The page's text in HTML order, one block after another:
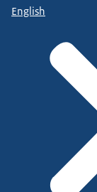
English